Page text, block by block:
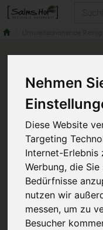
Nehmen
Diese Website
Targeting
Internet-Erlebnis
Werbung, die
Bedürfnisse
nutzen wir
messen, um zu
Besucher